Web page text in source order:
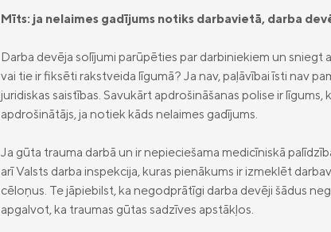
Mīts: ja nelaimes gadījums notiks darbavietā, darba
Darba devēja solījumi parūpēties par darbiniekiem un
vai tie ir fiksēti rakstveida līgumā? Ja nav, paļāvībai īsti nav
juridiskas saistības. Savukārt apdrošināšanas polise ir
apdrošinātājs, ja notiek kāds nelaimes gadījums.
Ja gūta trauma darbā un ir nepieciešama medicīniskā
arī Valsts darba inspekcija, kuras pienākums ir izmeklēt
cēloņus. Te jāpiebilst, ka negodprātīgi darba devēji šādus
apgalvot, ka traumas gūtas sadzīves apstākļos.